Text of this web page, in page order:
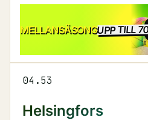
MELLANSÄSONGUPP TILL
04.53
Helsingfors